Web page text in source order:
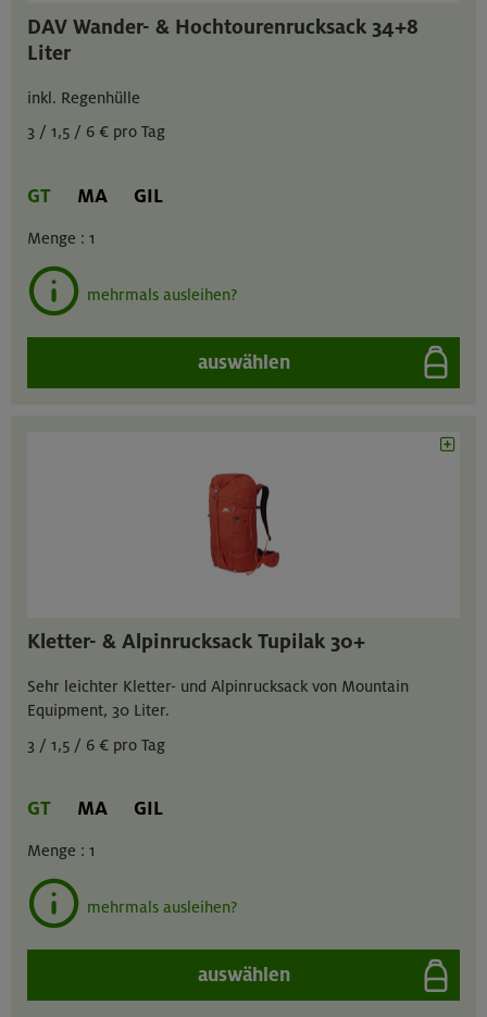
DAV Wander- & Hochtourenrucksack 34+8
Liter
inkl. Regenhülle
3 / 1,5 / 6 € pro Tag
GT MA GIL
Menge : 1
mehrmals ausleihen?
auswählen
Kletter- & Alpinrucksack Tupilak 30+
Sehr leichter Kletter- und Alpinrucksack von Mountain
Equipment, 30 Liter.
3 / 1,5 / 6 € pro Tag
GT MA GIL
Menge : 1
mehrmals ausleihen?
auswählen